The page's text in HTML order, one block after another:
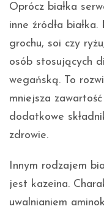
Oprócz białka
inne źródła białka.
grochu, soi czy
osób stosujących
wegańską. To
mniejsza
dodatkowe
zdrowie.
Innym rodzajem
jest kazeina.
uwalnianiem